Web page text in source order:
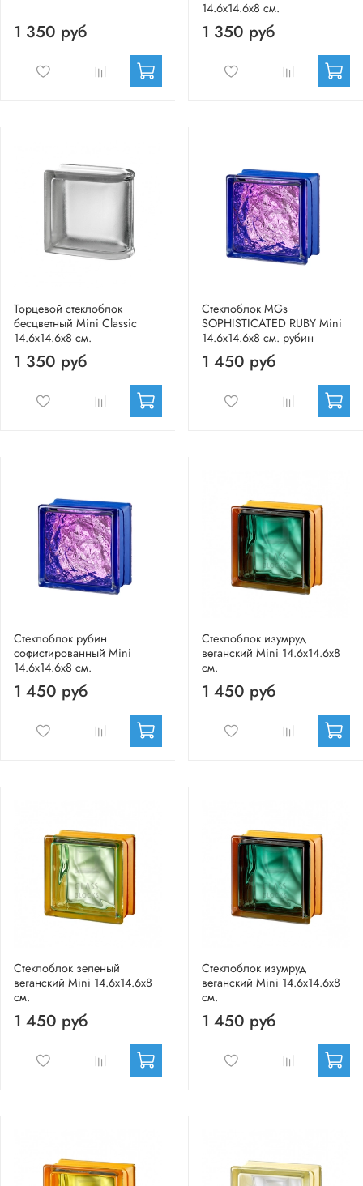
1 350 руб
14.6x14.6x8 см.
1 350 руб
Торцевой стеклоблок
бесцветный Mini Classic
14.6x14.6x8 см.
1 350 руб
Стеклоблок MGs
SOPHISTICATED RUBY Mini
14.6x14.6x8 см. рубин
1 450 руб
Стеклоблок рубин
софистированный Mini
14.6x14.6x8 см.
1 450 руб
Стеклоблок изумруд
веганский Mini 14.6x14.6x8
см.
1 450 руб
Стеклоблок зеленый
веганский Mini 14.6x14.6x8
см.
1 450 руб
Стеклоблок изумруд
веганский Mini 14.6x14.6x8
см.
1 450 руб